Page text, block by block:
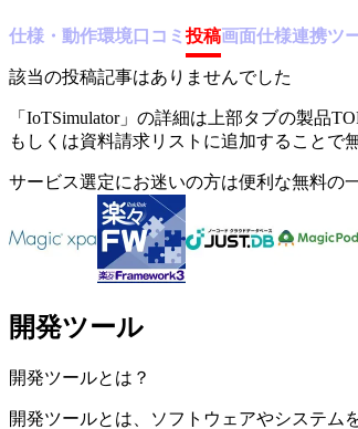
仕様・動作環境口コミ投稿画面仕様連携ツ
該当の投稿記事はありませんでした
「 IoTSimulator」の詳細は上部タブの製品
もしくは資料請求リストに追加することで
サービス選定にお迷いの方は便利な無料の
開発ツール
開発ツールとは？
開発ツールとは、ソフトウェアやシステム